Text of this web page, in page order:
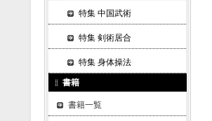
特集 中国武術
特集 剣術居合
特集 身体操法
書籍
書籍一覧